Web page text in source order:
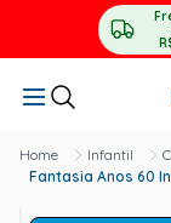
Infantil
Fantasia Anos 60